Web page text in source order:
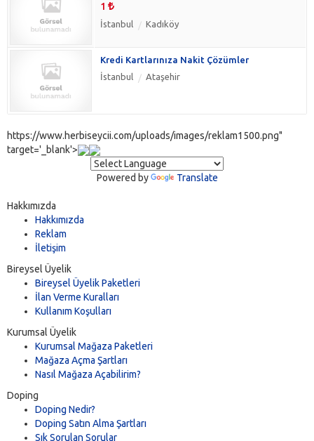
1
İstanbul Kadıköy
Kredi Kartlarınıza Nakit Çözümler
İstanbul
Ataşehir
https://www.herbiseycii.com/uploads/images/reklam1500.png"
target='_blank'>
Powered by Translate
Hakkımızda
Hakkımızda
Reklam
İletişim
Bireysel Üyelik
Bireysel Üyelik Paketleri
İlan Verme Kuralları
Kullanım Koşulları
Kurumsal Üyelik
Kurumsal Mağaza Paketleri
Mağaza Açma Şartları
Nasıl Mağaza Açabilirim?
Doping
Doping Nedir?
Doping Satın Alma Şartları
Sık Sorulan Sorular